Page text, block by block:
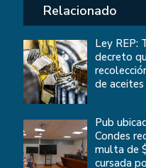
Relacionado
Ley REP:
decreto
de
Pub
Condes
multa de
cursada